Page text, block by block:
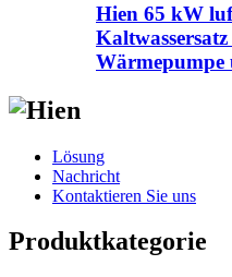
Hien 65 kW
Wärmepumpe
Lösung
Nachricht
Kontaktieren Sie uns
Produktkategorie